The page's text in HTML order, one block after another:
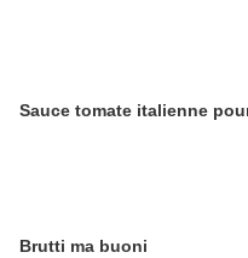
Sauce tomate italienne
Brutti ma buoni